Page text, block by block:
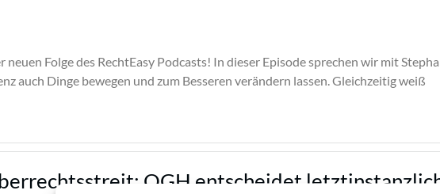
Folge des RechtEasy Podcasts! In dieser Episode sprechen wir mit
auch Dinge bewegen und zum Besseren verändern lassen. Gleichzeitig weiß
OGH entscheidet